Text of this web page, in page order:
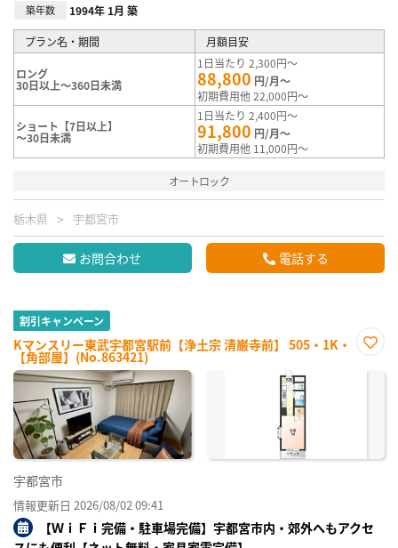
築年数 1994年 1月 築
プラン名・期間 月額目安
ロング
30日以上～360日未満
1日当たり 2,300円～
88,800 円/月～
初期費用他 22,000円～
ショート【7日以上】
～30日未満
1日当たり 2,400円～
91,800 円/月～
初期費用他 11,000円～
オートロック
栃木県 宇都宮市
お問合わせ 電話する
割引キャンペーン
Kマンスリー東武宇都宮駅前【浄土宗 清巌寺前】 505・1K・
【角部屋】(No.863421)
に入
宇都宮市
情報更新日 2026/08/02 09:41
【ＷｉＦｉ完備・駐車場完備】宇都宮市内・郊外へもアクセ